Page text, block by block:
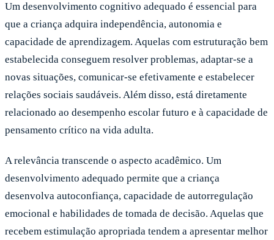
Um desenvolvimento cognitivo adequado é essencial para
que a criança adquira independência, autonomia e
capacidade de aprendizagem. Aquelas com estruturação bem
estabelecida conseguem resolver problemas, adaptar-se a
novas situações, comunicar-se efetivamente e estabelecer
relações sociais saudáveis. Além disso, está diretamente
relacionado ao desempenho escolar futuro e à capacidade de
pensamento crítico na vida adulta.
A relevância transcende o aspecto acadêmico. Um
desenvolvimento adequado permite que a criança
desenvolva autoconfiança, capacidade de autorregulação
emocional e habilidades de tomada de decisão. Aquelas que
recebem estimulação apropriada tendem a apresentar melhor